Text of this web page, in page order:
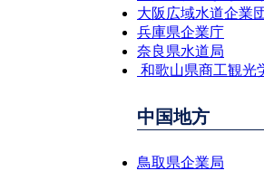
大阪広域水道企業団
兵庫県企業庁
奈良県水道局
和歌山県商工観光
中国地方
鳥取県企業局